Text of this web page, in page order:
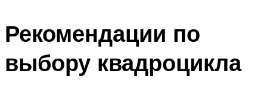
Рекомендации по
выбору квадроцикла